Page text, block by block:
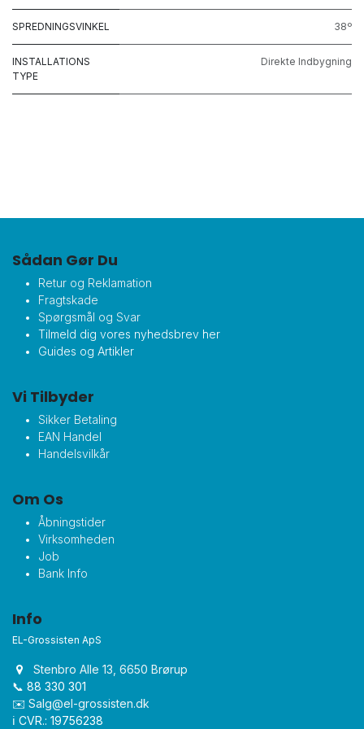
SPREDNINGSVINKEL 38º
INSTALLATIONS
TYPE
Direkte Indbygning
Sådan Gør Du
Retur og Reklamation
Fragtskade
Spørgsmål og Svar
Tilmeld dig vores nyhedsbrev her
Guides og Artikler
Vi Tilbyder
Sikker Betaling
EAN Handel
Handelsvilkår
Om Os
Åbningstider
Virksomheden
Job
Bank Info
Info
EL-Grossisten ApS
Stenbro Alle 13, 6650 Brørup
📞 88 330 301
✉️ Salg@el-grossisten.dk​
ℹ️ CVR.: 19756238